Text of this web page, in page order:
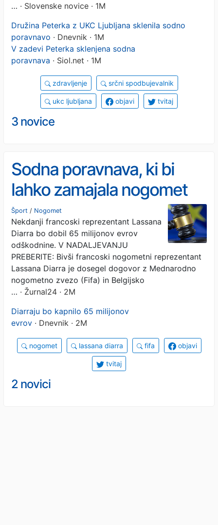
… · Slovenske novice · 1M
Družina Peterka z UKC Ljubljana sklenila sodno
poravnavo · Dnevnik · 1M
V zadevi Peterka sklenjena sodna
poravnava · Siol.net · 1M
zdravljenje srčni spodbujevalnik
ukc ljubljana objavi tvitaj
3 novice
Sodna poravnava, ki bi
lahko zamajala nogomet
Šport / Nogomet
Nekdanji francoski reprezentant Lassana
Diarra bo dobil 65 milijonov evrov
odškodnine. V NADALJEVANJU
PREBERITE: Bivši francoski nogometni reprezentant
Lassana Diarra je dosegel dogovor z Mednarodno
nogometno zvezo (Fifa) in Belgijsko
… · Žurnal24 · 2M
Diarraju bo kapnilo 65 milijonov
evrov · Dnevnik · 2M
nogomet lassana diarra fifa objavi
tvitaj
2 novici